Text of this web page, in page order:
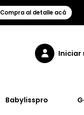
Compra al detalle acá
Iniciar
Babylisspro